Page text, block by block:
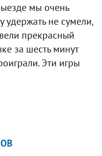
мы очень
не сумели,
прекрасный
за шесть минут
Эти игры